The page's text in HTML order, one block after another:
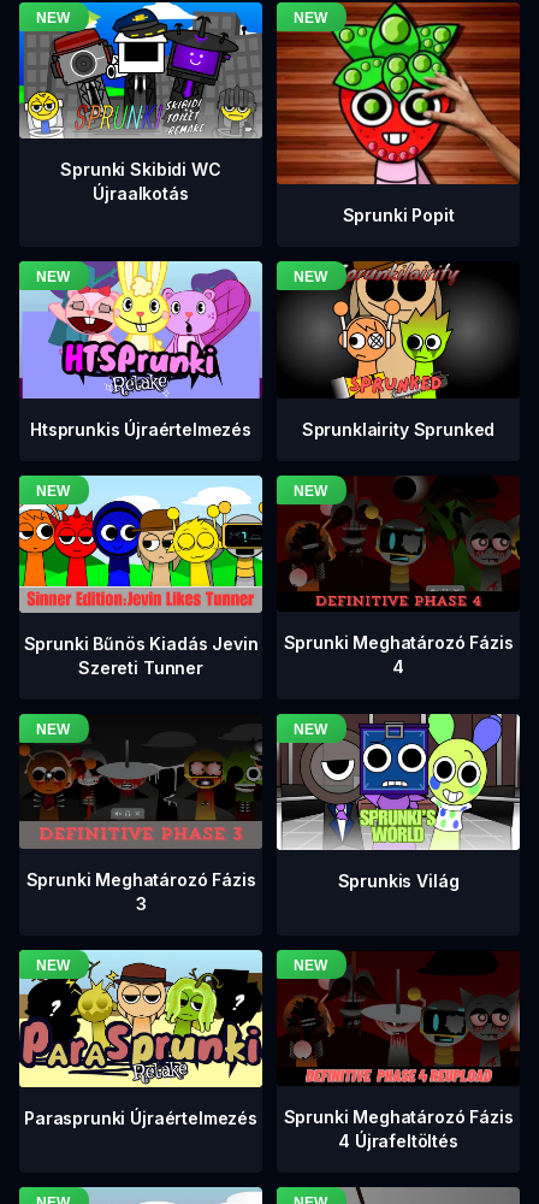
Sprunki Skibidi WC
Újraalkotás
Sprunki Popit
Htsprunkis Újraértelmezés Sprunklairity Sprunked
Sprunki Bűnös Kiadás Jevin
Szereti Tunner
Sprunki Meghatározó Fázis
4
Sprunki Meghatározó Fázis
3
Sprunkis Világ
Parasprunki Újraértelmezés
Sprunki Meghatározó Fázis
4 Újrafeltöltés